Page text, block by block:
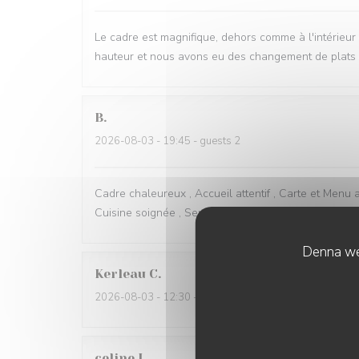
Denna
Le cadre est magnifique, dehors comme à
hauteur et nous avons eu des changement de
B
2026-08-03 - 19:45 - guests 2
Cadre chaleureux , Accueil attentif , Carte et
Cuisine soignée , Service rapide , prix en rapport .
Kerleau C
2026-08-03 - 12:30 - guests 5